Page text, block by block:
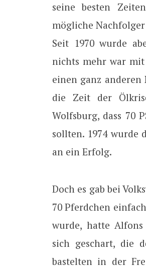
seine besten
mögliche
Seit 1970 wurde
nichts mehr war
einen ganz anderen
die Zeit der
Wolfsburg, dass 70
sollten. 1974 wurde
an ein Erfolg.
Doch es gab bei
70 Pferdchen
wurde, hatte
sich geschart, die
bastelten in der